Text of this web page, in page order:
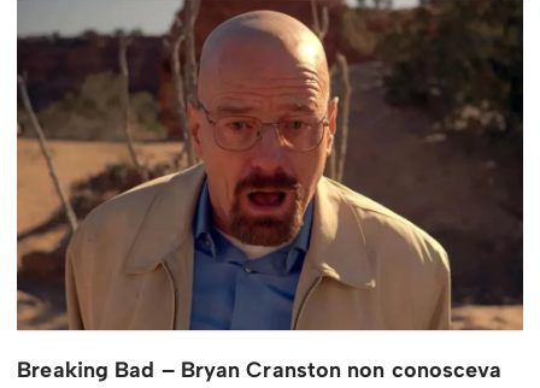
Breaking Bad – Bryan Cranston non conosceva